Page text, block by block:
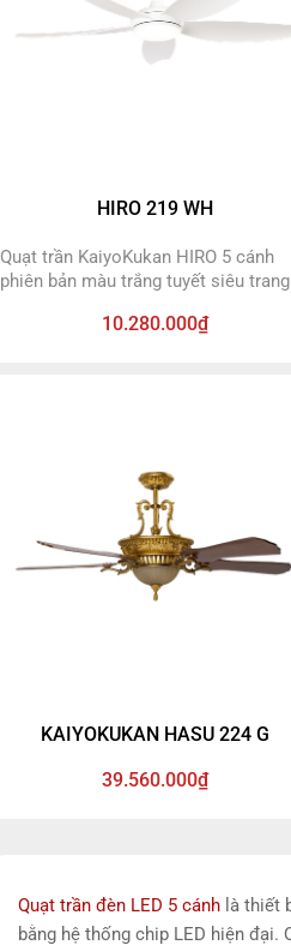
HIRO 219 WH
Quạt trần KaiyoKukan HIRO 5 cánh
phiên bản màu trắng tuyết siêu trang
hiện đại. Đây là dòng quạt siêu mát
10.280.000₫
KAIYOKUKAN HASU 224 G
39.560.000₫
Quạt trần đèn LED 5 cánhlà thiết
bằng hệ thống chip LED hiện